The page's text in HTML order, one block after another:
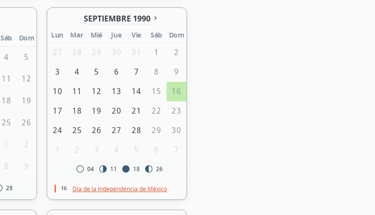
Sáb Dom
4 5
11 12
18 19
25 26
1 2
8 9
28
SEPTIEMBRE 1990
Lun Mar Mié Jue Vie Sáb
Dom
27
28 29 30 31 1 2
3 4 5 6 7 8 9
10 11 12 13 14 15 16
17 18 19 20 21 22 23
24 25 26 27 28 29 30
1 2 3 4 5 6 7
04 11 18 26
16 Día de la Independencia de México